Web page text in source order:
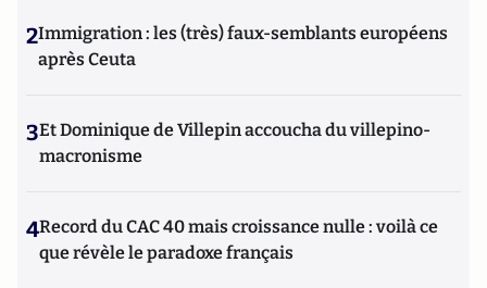
2Immigration : les (très) faux-semblants européens
après Ceuta
3Et Dominique de Villepin accoucha du villepino-
macronisme
4Record du CAC 40 mais croissance nulle : voilà ce
que révèle le paradoxe français